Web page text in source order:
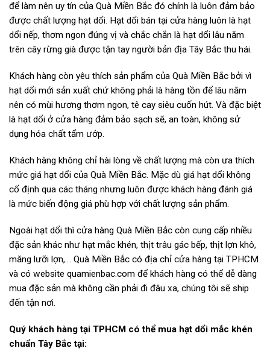
để làm nên uy tín của Quà Miền Bắc đó chính là luôn đảm bảo
được chất lượng hạt dổi. Hạt dổi bán tại cửa hàng luôn là hạt
dổi nếp, thơm ngon đúng vị và chắc chắn là hạt dổi lâu năm
trên cây rừng già được tận tay người bản địa Tây Bắc thu hái.
Khách hàng còn yêu thích sản phẩm của Quà Miền Bắc bởi vì
hạt dổi mới sản xuất chứ không phải là hàng tồn để lâu năm
nên có mùi hương thơm ngon, tê cay siêu cuốn hút. Và đặc biệt
là hạt dổi ở cửa hàng đảm bảo sạch sẽ, an toàn, không sử
dụng hóa chất tẩm ướp.
Khách hàng không chỉ hài lòng về chất lượng mà còn ưa thích
mức giá hạt dổi của Quà Miền Bắc. Mặc dù giá hạt dổi không
cố định qua các tháng nhưng luôn được khách hàng đánh giá
là mức biến động giá phù hợp với chất lượng sản phẩm.
Ngoài hạt dổi thì cửa hàng Quà Miền Bắc còn cung cấp nhiều
đặc sản khác như hạt mắc khén, thịt trâu gác bếp, thịt lợn khô,
măng lưỡi lợn,… Quà Miền Bắc có địa chỉ cửa hàng tại TPHCM
và có website quamienbac.com để khách hàng có thể dễ dàng
mua đặc sản mà không cần phải đi đâu xa, chúng tôi sẽ ship
đến tận nơi.
Quý khách hàng tại TPHCM có thể mua hạt dổi mắc khén
chuẩn Tây Bắc tại: